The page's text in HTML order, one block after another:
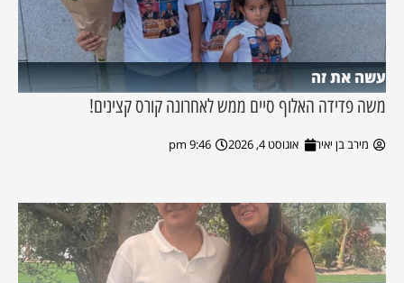
עשה את זה
משה פדידה האלוף סיים ממש לאחרונה קורס קצינים!
מירב בן יאיר אוגוסט 4, 2026 9:46 pm